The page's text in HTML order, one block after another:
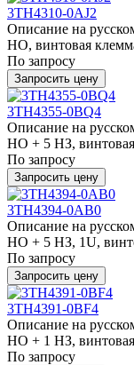
3TH4310-0AJ2
Описание на
НО, винтовая
По запросу
Запросить цену
3TH4355-0BQ4
Описание на
НО + 5 НЗ, винтовая
По запросу
Запросить цену
3TH4394-0AB0
Описание на
НО + 5 НЗ, 1U,
По запросу
Запросить цену
3TH4391-0BF4
Описание на
НО + 1 НЗ, винтовая
По запросу